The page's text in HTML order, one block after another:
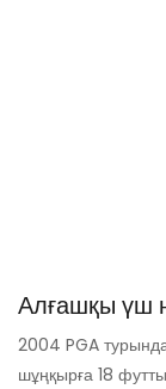
Алғашқы үш
2004 PGA
шұңқырға 18